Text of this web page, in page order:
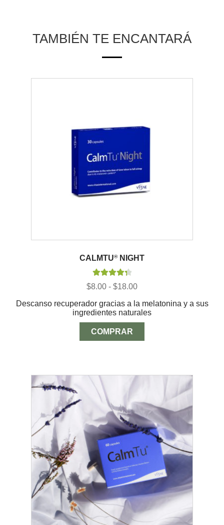
TAMBIÉN TE ENCANTARÁ
CALMTU®NIGHT
Valorado
5
$8.00 - $18.00Rango
precios:
desde
$8.00
$18.00
Descanso recuperador gracias a la melatonina y a sus
ingredientes naturales
COMPRAR